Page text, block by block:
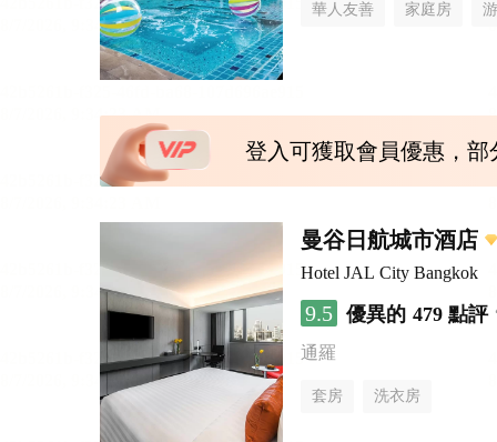
華人友善 家庭房
登入可獲取會員優惠，
曼谷日航城市酒店
Hotel JAL City Bangkok
9.5 優異的 479 點評
通羅
套房 洗衣房